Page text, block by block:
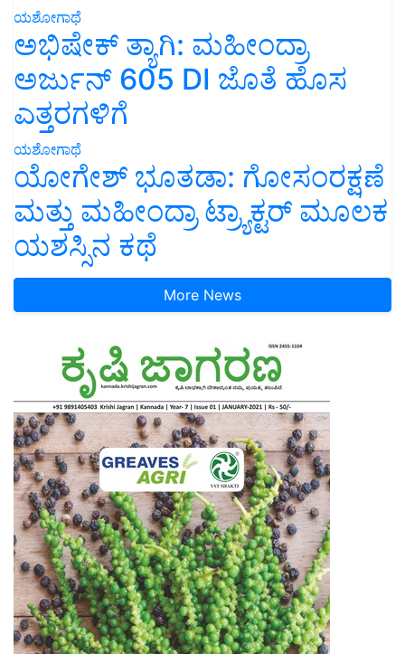
ಯಶೋಗಾಥೆ
ಅಭಿಷೇಕ್ ತ್ಯಾಗಿ: ಮಹೀಂದ್ರಾ
ಅರ್ಜುನ್ 605 DI ಜೊತೆ ಹೊಸ
ಎತ್ತರಗಳಿಗೆ
ಯಶೋಗಾಥೆ
ಯೋಗೇಶ್ ಭೂತಡಾ: ಗೋಸಂರಕ್ಷಣೆ
ಮತ್ತು ಮಹೀಂದ್ರಾ ಟ್ರ್ಯಾಕ್ಟರ್ ಮೂಲಕ
ಯಶಸ್ಸಿನ ಕಥೆ
More News